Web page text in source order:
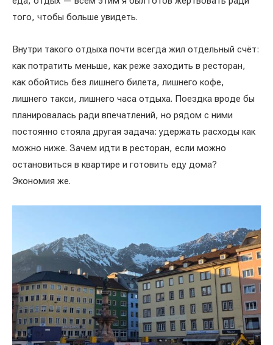
того, чтобы больше увидеть.
Внутри такого отдыха почти всегда жил отдельный счёт:
как потратить меньше, как реже заходить в ресторан,
как обойтись без лишнего билета, лишнего кофе,
лишнего такси, лишнего часа отдыха. Поездка вроде бы
планировалась ради впечатлений, но рядом с ними
постоянно стояла другая задача: удержать расходы как
можно ниже. Зачем идти в ресторан, если можно
остановиться в квартире и готовить еду дома?
Экономия же.